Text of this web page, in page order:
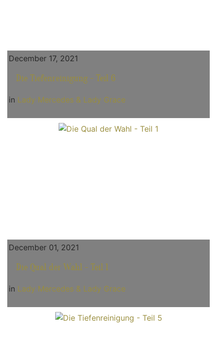
December 17, 2021
Die Tiefenreinigung - Teil 6
in Lady Mercedes & Lady Grace
December 01, 2021
Die Qual der Wahl - Teil 1
in Lady Mercedes & Lady Grace